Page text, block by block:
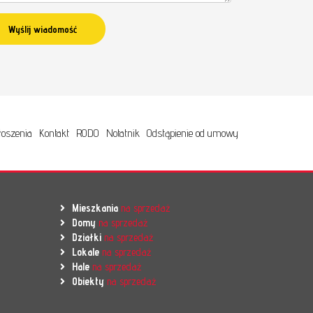
Kontakt RODO Notatnik Odstąpienie od umowy
Mieszkania na sprzedaż
Domy na sprzedaż
Działki na sprzedaż
Lokale na sprzedaż
Hale na sprzedaż
Obiekty na sprzedaż